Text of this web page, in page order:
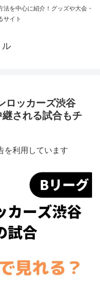
を中心に紹介！グッズや大会・
サイト
ル
ロッカーズ渋谷
される試合もチ
を利用しています